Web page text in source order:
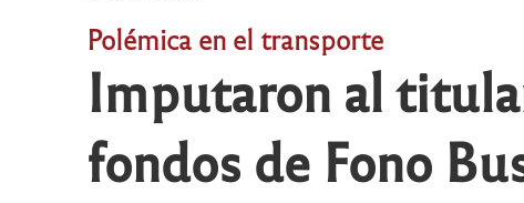
Polémica en el transporte
Imputaron al
fondos de Fono